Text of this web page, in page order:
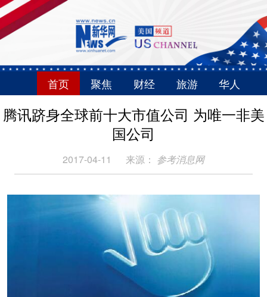
首页 聚焦 财经 旅游 华人
腾讯跻身全球前十大市值公司 为唯一非美
国公司
2017-04-11 来源： 参考消息网